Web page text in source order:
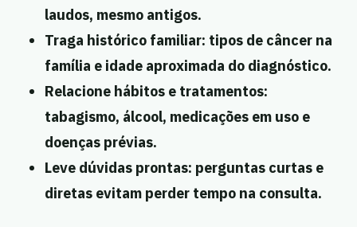
laudos, mesmo antigos.
Traga histórico familiar: tipos de câncer na
família e idade aproximada do diagnóstico.
Relacione hábitos e tratamentos:
tabagismo, álcool, medicações em uso e
doenças prévias.
Leve dúvidas prontas: perguntas curtas e
diretas evitam perder tempo na consulta.